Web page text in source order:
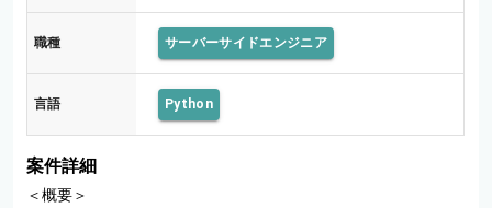
職種 サーバーサイドエンジニア
言語 Python
案件詳細
＜概要＞